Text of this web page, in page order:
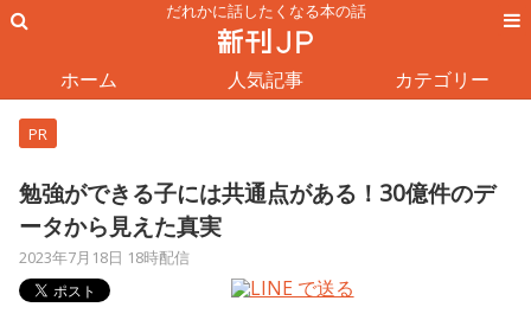
だれかに話したくなる本の話
ホーム 人気記事 カテゴリー
PR
勉強ができる子には共通点がある！30億件のデ
ータから見えた真実
2023年7月18日 18時配信